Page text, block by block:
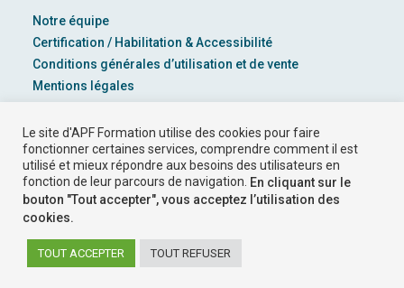
Notre équipe
Certification / Habilitation & Accessibilité
Conditions générales d’utilisation et de vente
Mentions légales
Suivez-nous sur
Le site d'APF Formation utilise des cookies pour faire
fonctionner certaines services, comprendre comment il est
utilisé et mieux répondre aux besoins des utilisateurs en
fonction de leur parcours de navigation. En cliquant sur le
bouton "Tout accepter", vous acceptez l’utilisation des
cookies.
TOUT ACCEPTER TOUT REFUSER